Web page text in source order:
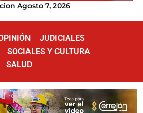
Agosto 7, 2026
JUDICIALES
SOCIALES Y CULTURA
SALUD